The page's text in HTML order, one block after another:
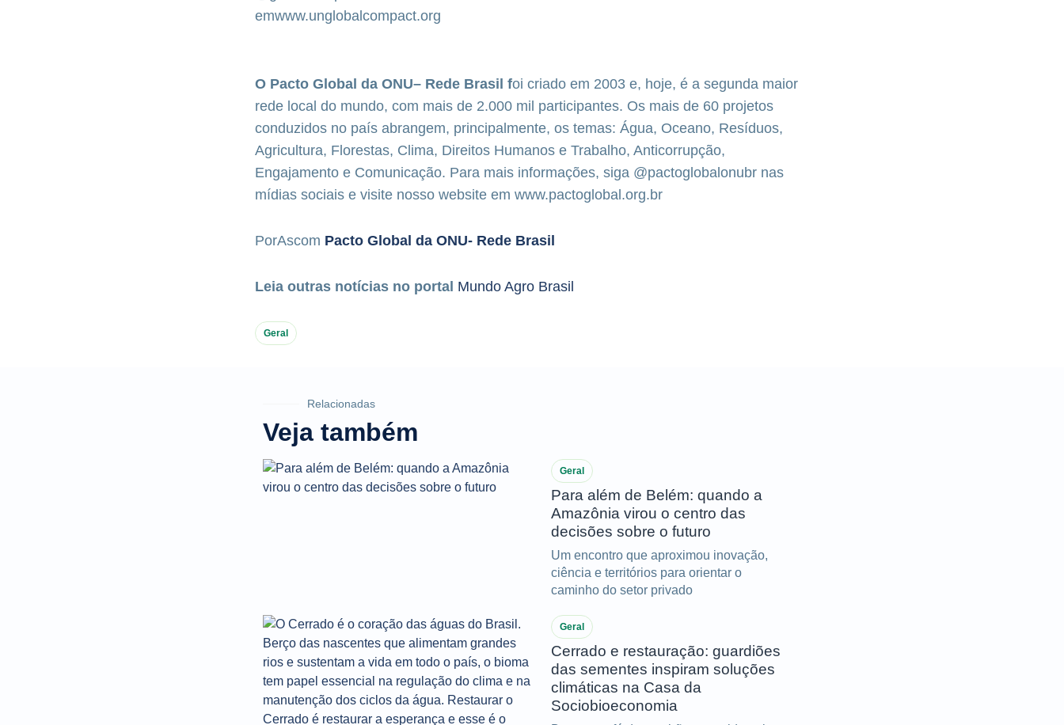
emwww.unglobalcompact.org
O Pacto Global da ONU– Rede Brasil foi criado em 2003 e, hoje, é a segunda maior
rede local do mundo, com mais de 2.000 mil participantes. Os mais de 60 projetos
conduzidos no país abrangem, principalmente, os temas: Água, Oceano, Resíduos,
Agricultura, Florestas, Clima, Direitos Humanos e Trabalho, Anticorrupção,
Engajamento e Comunicação. Para mais informações, siga @pactoglobalonubr nas
mídias sociais e visite nosso website em www.pactoglobal.org.br
PorAscom Pacto Global da ONU- Rede Brasil
Leia outras notícias no portal Mundo Agro Brasil
Geral
Relacionadas
Veja também
Geral
Para além de Belém: quando a
Amazônia virou o centro das
decisões sobre o futuro
Um encontro que aproximou inovação,
ciência e territórios para orientar o
caminho do setor privado
Geral
Cerrado e restauração: guardiões
das sementes inspiram soluções
climáticas na Casa da
Sociobioeconomia